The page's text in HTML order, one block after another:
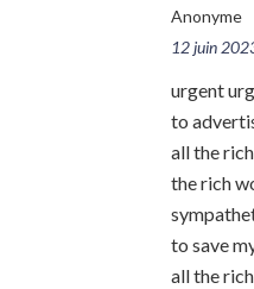
Anonyme
12 juin
urgent
to
all the
the rich
to save
all the